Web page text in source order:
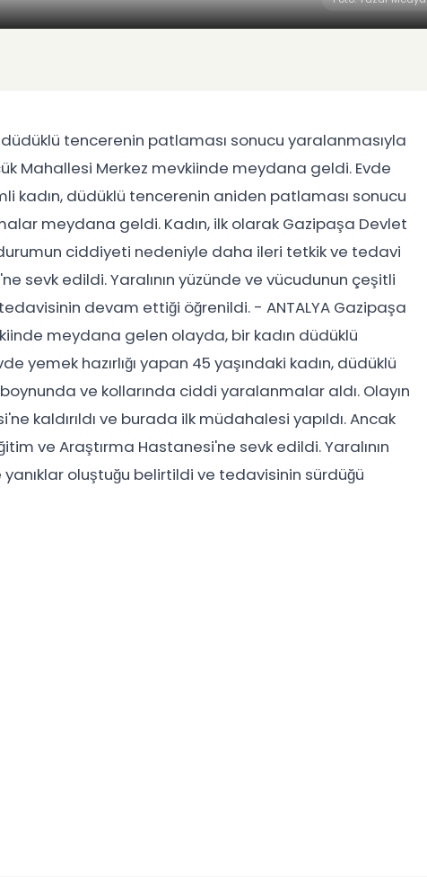
tencerenin patlaması sonucu yaralanmasıyla
Mahallesi Merkez mevkiinde meydana geldi. Evde
kadın, düdüklü tencerenin aniden patlaması sonucu
meydana geldi. Kadın, ilk olarak Gazipaşa Devlet
ciddiyeti nedeniyle daha ileri tetkik ve tedavi
sevk edildi. Yaralının yüzünde ve vücudunun çeşitli
devam ettiği öğrenildi. - ANTALYA Gazipaşa
meydana gelen olayda, bir kadın düdüklü
yemek hazırlığı yapan 45 yaşındaki kadın, düdüklü
ve kollarında ciddi yaralanmalar aldı. Olayın
kaldırıldı ve burada ilk müdahalesi yapıldı. Ancak
ve Araştırma Hastanesi'ne sevk edildi. Yaralının
oluştuğu belirtildi ve tedavisinin sürdüğü